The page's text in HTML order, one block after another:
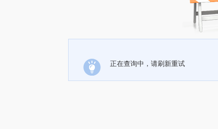
正在查询中，请刷新重试